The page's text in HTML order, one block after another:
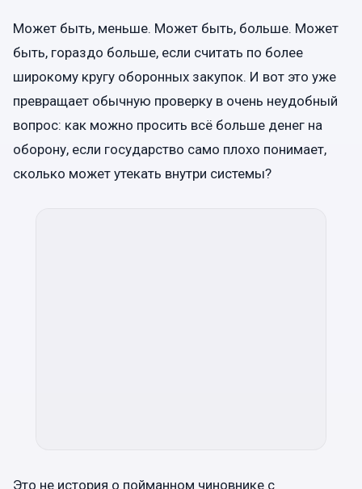
Может быть, меньше. Может быть, больше. Может
быть, гораздо больше, если считать по более
широкому кругу оборонных закупок. И вот это уже
превращает обычную проверку в очень неудобный
вопрос: как можно просить всё больше денег на
оборону, если государство само плохо понимает,
сколько может утекать внутри системы?
Это не история о пойманном чиновнике с